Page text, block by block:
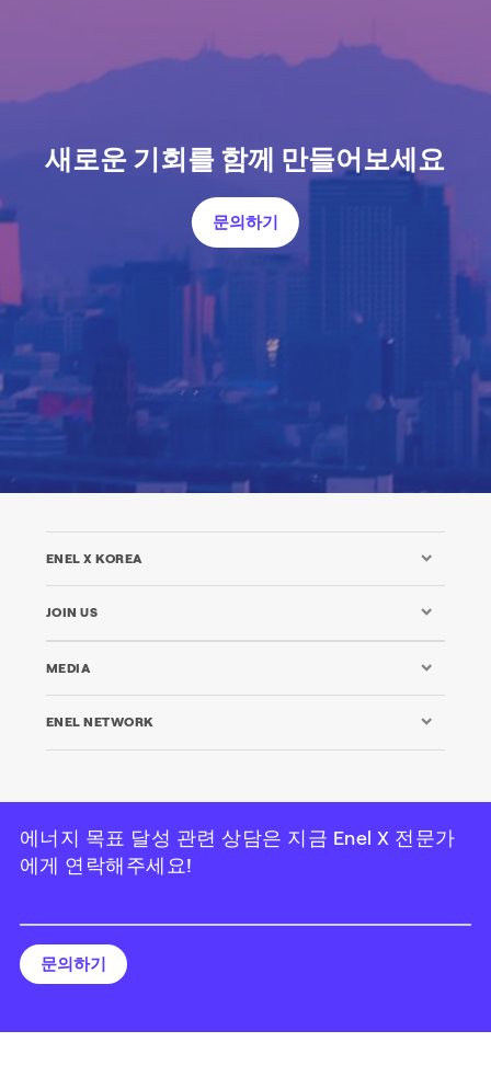
새로운 기회를 함께 만들어보세요
문의하기
에너지 목표 달성 관련 상담은 지금 Enel X 전문가
에게 연락해주세요!
문의하기
ENEL X KOREA
JOIN US
MEDIA
ENEL NETWORK
Credits |Legal